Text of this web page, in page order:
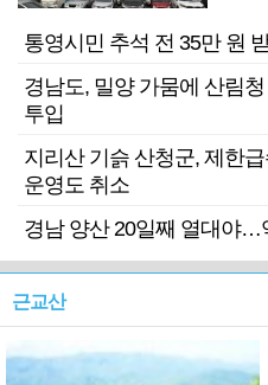
통영시민 추석 전 35만 원
경남도, 밀양 가뭄에 산림
투입
지리산 기슭 산청군, 제한
운영도 취소
경남 양산 20일째 열대야…
근교산